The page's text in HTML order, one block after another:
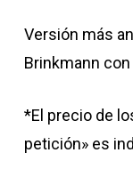
Versión más
Brinkmann
*El precio de
petición» es